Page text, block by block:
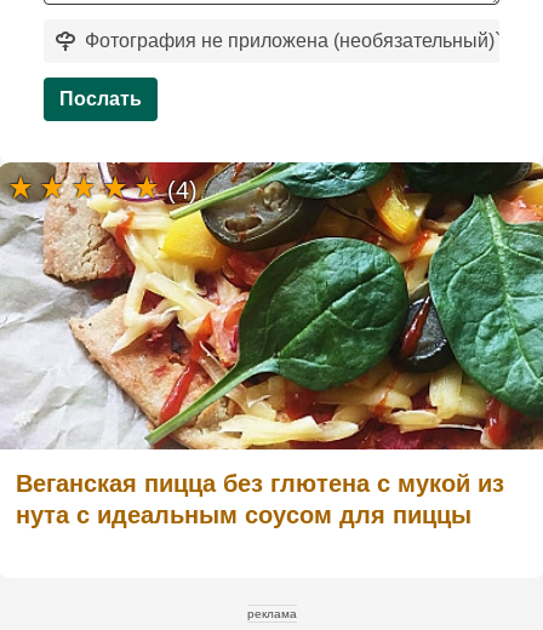
Фотография не приложена (необязательный)`
Послать
Веганская пицца без глютена с мукой из
нута с идеальным соусом для пиццы
(4)
реклама